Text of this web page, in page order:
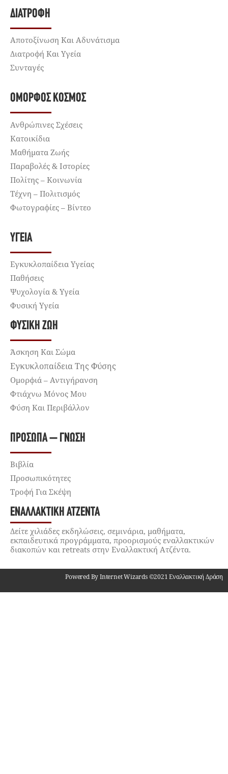
ΔΙΑΤΡΟΦΉ
Αποτοξίνωση Και Αδυνάτισμα
Διατροφή Και Υγεία
Συνταγές
ΌΜΟΡΦΟΣ ΚΌΣΜΟΣ
Ανθρώπινες Σχέσεις
Κατοικίδια
Μαθήματα Ζωής
Παραβολές & Ιστορίες
Πολίτης – Κοινωνία
Τέχνη – Πολιτισμός
Φωτογραφίες – Βίντεο
ΥΓΕΊΑ
Εγκυκλοπαίδεια Υγείας
Παθήσεις
Ψυχολογία & Υγεία
Φυσική Υγεία
ΦΥΣΙΚΉ ΖΩΉ
Άσκηση Και Σώμα
Εγκυκλοπαίδεια Της Φύσης
Ομορφιά – Αντιγήρανση
Φτιάχνω Μόνος Μου
Φύση Και Περιβάλλον
ΠΡΌΣΩΠΑ – ΓΝΏΣΗ
Βιβλία
Προσωπικότητες
Τροφή Για Σκέψη
ΕΝΑΛΛΑΚΤΙΚΉ ΑΤΖΈΝΤΑ
Δείτε χιλιάδες εκδηλώσεις, σεμινάρια, μαθήματα,
εκπαιδευτικά προγράμματα, προορισμούς εναλλακτικών
διακοπών και retreats στην Εναλλακτική Ατζέντα.
Powered By Internet Wizards ©2021 Εναλλακτική Δράση